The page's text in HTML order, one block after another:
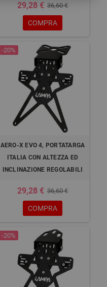
29,28 € 36,60 €
COMPRA
-20%
AERO-X EVO 4, PORTATARGA
ITALIA CON ALTEZZA ED
INCLINAZIONE REGOLABILI
29,28 € 36,60 €
COMPRA
-20%